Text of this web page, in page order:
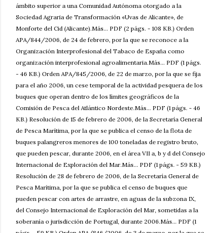
ámbito superior a una Comunidad Autónoma otorgado a la
Sociedad Agraria de Transformación «Uvas de Alicante», de
Monforte del Cid (Alicante).Más... PDF (2 págs. - 108 KB.) Orden
APA/844/2006, de 24 de febrero, por la que se reconoce a la
Organización Interprofesional del Tabaco de España como
organización interprofesional agroalimentaria.Más... PDF (1 págs.
- 46 KB.) Orden APA/845/2006, de 22 de marzo, por la que se fija
para el año 2006, un cese temporal de la actividad pesquera de los
buques que operan dentro de los límites geográficos de la
Comisión de Pesca del Atlántico Nordeste.Más... PDF (1 págs. - 46
KB.) Resolución de 15 de febrero de 2006, de la Secretaría General
de Pesca Marítima, por la que se publica el censo de la flota de
buques palangreros menores de 100 toneladas de registro bruto,
que pueden pescar, durante 2006, en el área VII a, b y d del Consejo
Internacional de Exploración del Mar.Más... PDF (1 págs. - 59 KB.)
Resolución de 28 de febrero de 2006, de la Secretaría General de
Pesca Marítima, por la que se publica el censo de buques que
pueden pescar con artes de arrastre, en aguas de la subzona IX,
del Consejo Internacional de Exploración del Mar, sometidas a la
soberanía o jurisdicción de Portugal, durante 2006.Más... PDF (1